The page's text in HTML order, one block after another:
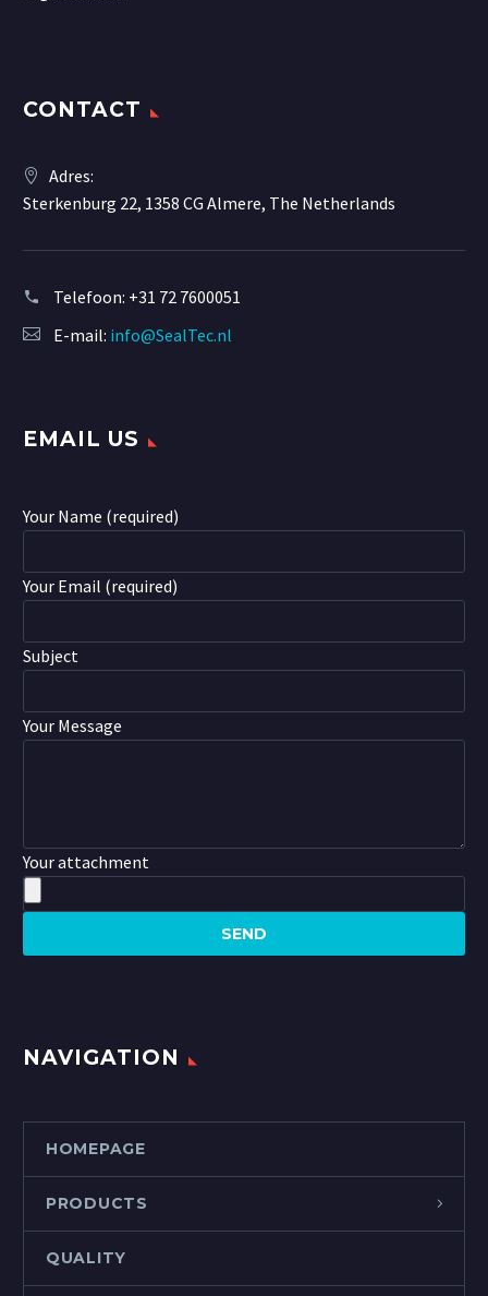
CONTACT
Adres:
Sterkenburg 22, 1358 CG Almere, The Netherlands
Telefoon: +31 72 7600051
E-mail: info@SealTec.nl
EMAIL US
Your Name (required)
Your Email (required)
Subject
Your Message
Your attachment
NAVIGATION
HOMEPAGE
PRODUCTS
QUALITY